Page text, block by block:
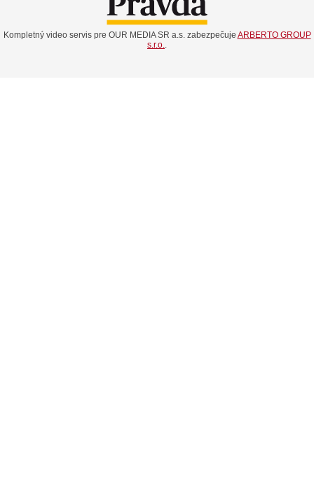
Kompletný video servis pre OUR MEDIA SR a.s. zabezpečuje ARBERTO GROUP
s.r.o.